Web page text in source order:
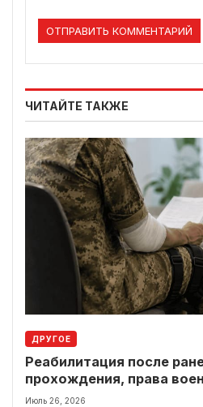
ЧИТАЙТЕ ТАКЖЕ
ДРУГОЕ
Реабилитация после
прохождения, права
выплаты
Июль 26, 2026